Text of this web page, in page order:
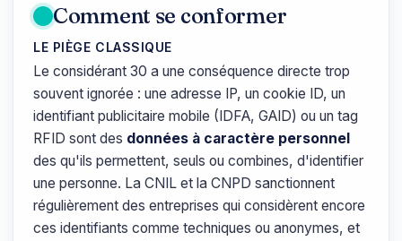
Comment se conformer
LE PIÈGE CLASSIQUE
Le considérant 30 a une conséquence directe trop
souvent ignorée : une adresse IP, un cookie ID, un
identifiant publicitaire mobile (IDFA, GAID) ou un tag
RFID sont des données à caractère personnel
des qu'ils permettent, seuls ou combines, d'identifier
une personne. La CNIL et la CNPD sanctionnent
régulièrement des entreprises qui considèrent encore
ces identifiants comme techniques ou anonymes, et